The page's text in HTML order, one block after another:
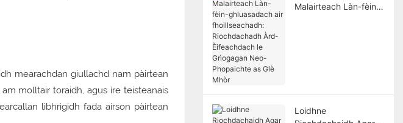
mearachdan giullachd nam pàirtean
molltair toraidh, agus ìre teisteanais
lìbhrigidh fada airson pàirtean
Malairteach Làn-fèin-
Mhòr
Loidhne